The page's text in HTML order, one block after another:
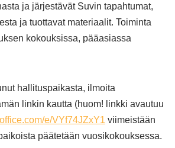
ja järjestävät Suvin tapahtumat,
ja tuottavat materiaalit. Toiminta
kokouksissa, pääasiassa
hallituspaikasta, ilmoita
linkin kautta (huom! linkki avautuu
e/VYf74JZxY1 viimeistään
päätetään vuosikokouksessa.